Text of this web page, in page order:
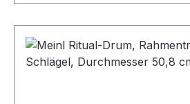
Fingerhaltung auf der